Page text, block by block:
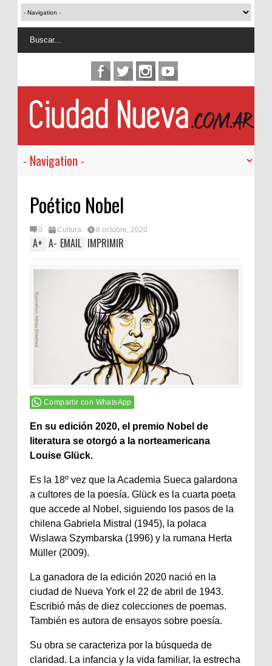
Poético Nobel
0 Cultura 8 octubre, 2020
A+ A- EMAIL IMPRIMIR
Compartir con WhatsApp
En su edición 2020, el premio Nobel de
literatura se otorgó a la norteamericana
Louise Glück.
Es la 18º vez que la Academia Sueca galardona
a cultores de la poesía. Glück es la cuarta poeta
que accede al Nobel, siguiendo los pasos de la
chilena Gabriela Mistral (1945), la polaca
Wislawa Szymbarska (1996) y la rumana Herta
Müller (2009).
La ganadora de la edición 2020 nació en la
ciudad de Nueva York el 22 de abril de 1943.
Escribió más de diez colecciones de poemas.
También es autora de ensayos sobre poesía.
Su obra se caracteriza por la búsqueda de
claridad. La infancia y la vida familiar, la estrecha